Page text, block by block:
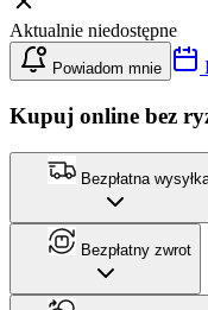
Aktualnie niedostępne
Powiadom mnie
Kupuj online bez
Bezpłatna
Bezpłatny zwrot